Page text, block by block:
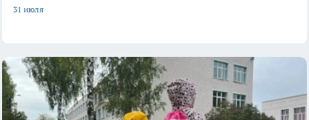
31 июля